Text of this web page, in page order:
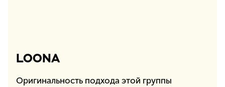
LOONA
Оригинальность подхода этой группы